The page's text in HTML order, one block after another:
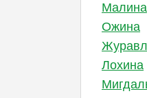
Малина
Ожина
Лохина